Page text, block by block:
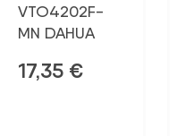
VTO4202F-
MN DAHUA
17,35 €